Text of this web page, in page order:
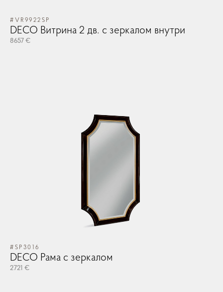
Текстиль
#VR9922SP
DECO Витрина 2 дв. с зеркалом внутри
8657 €
#SP3016
DECO Рама с зеркалом
2721 €